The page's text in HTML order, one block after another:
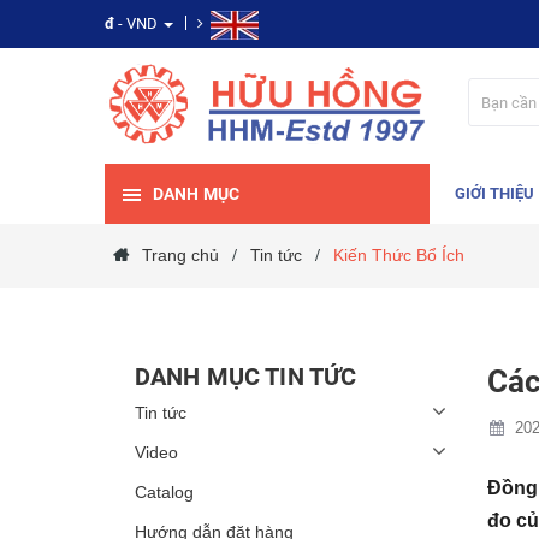
đ - VND
DANH MỤC GIỚI THIỆU
Trang chủ / Tin tức / Kiến Thức Bổ Ích
Đồng
đo
DANH MỤC TIN TỨC
Tin tức
Video
Catalog
Hướng dẫn đặt hàng